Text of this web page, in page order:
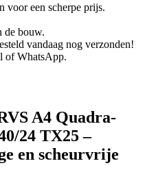
voor een scherpe prijs.
de bouw.
vandaag nog verzonden!
of WhatsApp.
A4 Quadra-
24 TX25 –
en scheurvrije